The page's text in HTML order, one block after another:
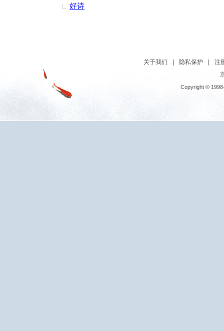
好诗
关于我们 隐私保护
注
Copyright ©